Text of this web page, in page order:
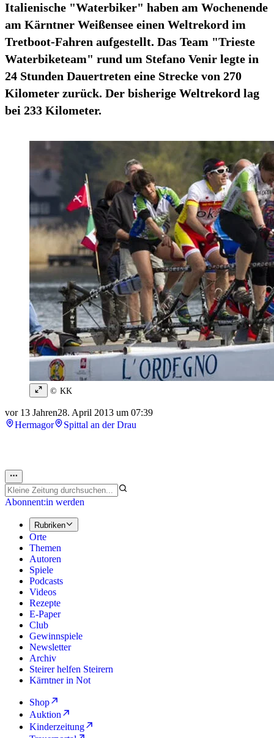
Italienische "Waterbiker" haben am Wochenende
am Kärntner Weißensee einen Weltrekord im
Tretboot-Fahren aufgestellt. Das Team "Trieste
Waterbiketeam" rund um Stefano Venir legte in
24 Stunden Dauertreten eine Strecke von 270
Kilometer zurück. Der bisherige Weltrekord lag
bei 233 Kilometer.
© KK
vor 13 Jahren28. April 2013 um 07:39
Hermagor
Spittal an der Drau
Abonnent:in werden
Rubriken
Orte
Themen
Autoren
Spiele
Podcasts
Videos
Rezepte
E-Paper
Club
Gewinnspiele
Newsletter
Archiv
Steirer helfen Steirern
Kärntner in Not
Shop
Auktion
Kinderzeitung